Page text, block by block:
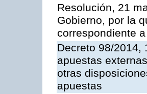
Resolución, 21
Gobierno, por la
correspondiente
Decreto 98/2014,
apuestas
otras
apuestas